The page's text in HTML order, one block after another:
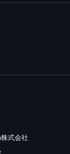
式会社